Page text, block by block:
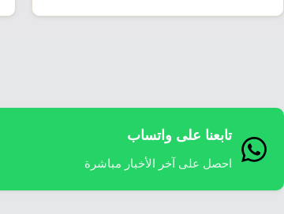
تابعنا على واتساب
احصل على آخر الأخبار مباشرة